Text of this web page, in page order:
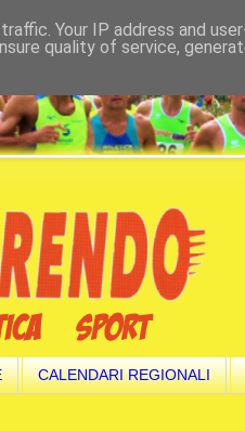
CALENDARI REGIONALI
Your IP address and
quality of service,